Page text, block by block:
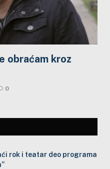
obraćam kroz
0
rok i teatar deo programa